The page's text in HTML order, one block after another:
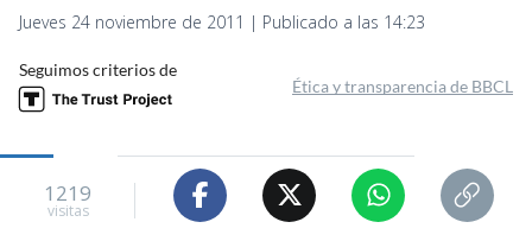
Jueves 24 noviembre de 2011 | Publicado a las 14:23
Seguimos criterios de
Ética y transparencia de BBCL
1219
visitas